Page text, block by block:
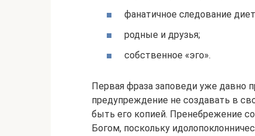
фанатичное следование
родные и друзья;
собственное «эго».
Первая фраза заповеди уже давно
предупреждение не создавать в
быть его копией. Пренебрежение
Богом, поскольку